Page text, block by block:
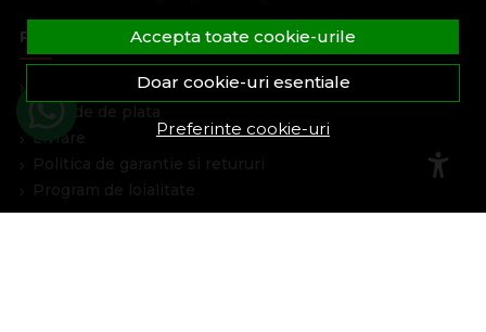
Accepta toate cookie-urile
Doar cookie-uri esentiale
Preferinte cookie-uri
Plata Si Livrare
Metode de plata
Livrare
Politica de garantie si retururi
Program de loialitate